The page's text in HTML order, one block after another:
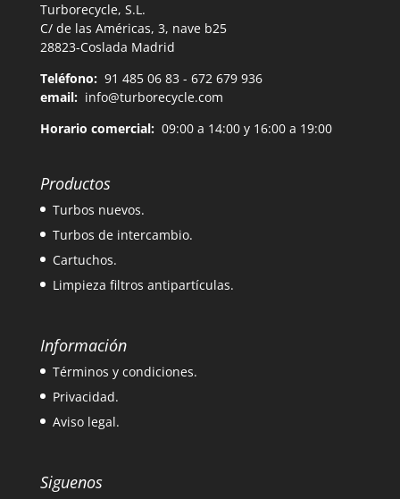
Turborecycle, S.L.
C/ de las Américas, 3, nave b25
28823-Coslada Madrid
Teléfono: 91 485 06 83 - 672 679 936
email: info@turborecycle.com
Horario comercial:09:00 a 14:00 y 16:00 a 19:00
Productos
Turbos nuevos.
Turbos de intercambio.
Cartuchos.
Limpieza filtros antipartículas.
Información
Términos y condiciones.
Privacidad.
Aviso legal.
Siguenos